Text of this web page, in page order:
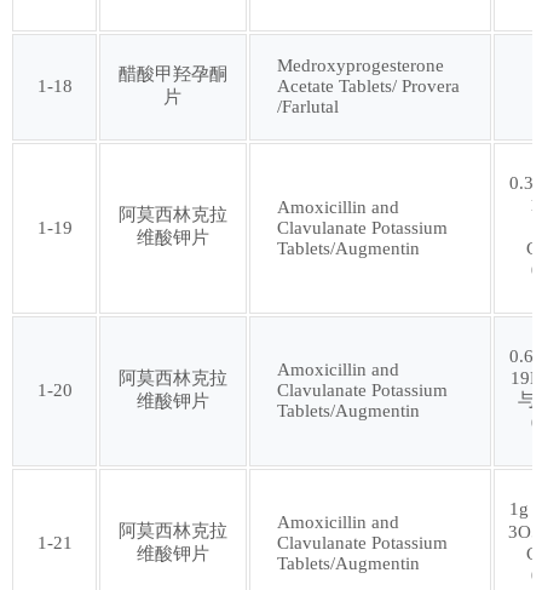
第六十一批 第六十二批
第六十三批 第六十四批
第六十七批 第六十八批
第六十九批 第七十批
第七十一批 第七十二批
第七十三批 第七十四批
第七十五批 第七十六批
1-18
醋酸甲羟孕酮
片
Medroxyprogesterone
Acetate Tablets/ Provera
/Farlutal
1-19
阿莫西林克拉
维酸钾片
Amoxicillin and
Clavulanate Potassium
Tablets/Augmentin
1-20
阿莫西林克拉
维酸钾片
Amoxicillin and
Clavulanate Potassium
Tablets/Augmentin
与
1-21
阿莫西林克拉
维酸钾片
Amoxicillin and
Clavulanate Potassium
Tablets/Augmentin
1g